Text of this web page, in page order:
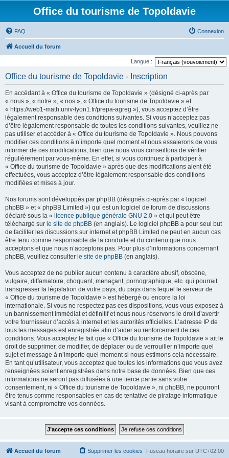
Office du tourisme de Topoldavie
FAQ Connexion
Accueil du forum
Langue :
Office du tourisme de Topoldavie - Inscription
En accédant à « Office du tourisme de Topoldavie » (désigné ci-après par
« nous », « notre », « nos », « Office du tourisme de Topoldavie » et
« https://web1-math.univ-lyon1.fr/prepa-agreg »), vous acceptez d’être
légalement responsable des conditions suivantes. Si vous n’acceptez pas
d’être légalement responsable de toutes les conditions suivantes, veuillez ne
pas utiliser et accéder à « Office du tourisme de Topoldavie ». Nous pouvons
modifier ces conditions à n’importe quel moment et nous essaierons de vous
informer de ces modifications, bien que nous vous conseillons de vérifier
régulièrement par vous-même. En effet, si vous continuez à participer à
« Office du tourisme de Topoldavie » après que des modifications aient été
effectuées, vous acceptez d’être légalement responsable des conditions
modifiées et mises à jour.
Nos forums sont développés par phpBB (désignés ci-après par « logiciel
phpBB » et « phpBB Limited ») qui est un logiciel de forum de discussions
déclaré sous la « licence publique générale GNU 2.0 » et qui peut être
téléchargé sur le site de phpBB (en anglais). Le logiciel phpBB a pour seul but
de faciliter les discussions sur internet et phpBB Limited ne peut en aucun cas
être tenu comme responsable de la conduite et du contenu que nous
acceptons et que nous n’acceptons pas. Pour plus d’informations concernant
phpBB, veuillez consulter le site de phpBB (en anglais).
Vous acceptez de ne publier aucun contenu à caractère abusif, obscène,
vulgaire, diffamatoire, choquant, menaçant, pornographique, etc. qui pourrait
transgresser la législation de votre pays, du pays dans lequel le serveur de
« Office du tourisme de Topoldavie » est hébergé ou encore la loi
internationale. Si vous ne respectez pas ces dispositions, vous vous exposez à
un bannissement immédiat et définitif et nous nous réservons le droit d’avertir
votre fournisseur d’accès à internet et les autorités officielles. L’adresse IP de
tous les messages est enregistrée afin d’aider au renforcement de ces
conditions. Vous acceptez le fait que « Office du tourisme de Topoldavie » ait le
droit de supprimer, de modifier, de déplacer ou de verrouiller n’importe quel
sujet et message à n’importe quel moment si nous estimons cela nécessaire.
En tant qu’utilisateur, vous acceptez que toutes les informations que vous avez
renseignées soient enregistrées dans notre base de données. Bien que ces
informations ne seront pas diffusées à une tierce partie sans votre
consentement, ni « Office du tourisme de Topoldavie », ni phpBB, ne pourront
être tenus comme responsables en cas de tentative de piratage informatique
visant à compromettre vos données.
Accueil du forum Fuseau horaire sur UTC+02:00
Supprimer les cookies